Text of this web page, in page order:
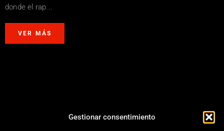
Gestionar consentimiento
donde el rap...
VER MÁS